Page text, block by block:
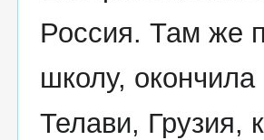
Россия. Там же
школу, окончила
Телави, Грузия,